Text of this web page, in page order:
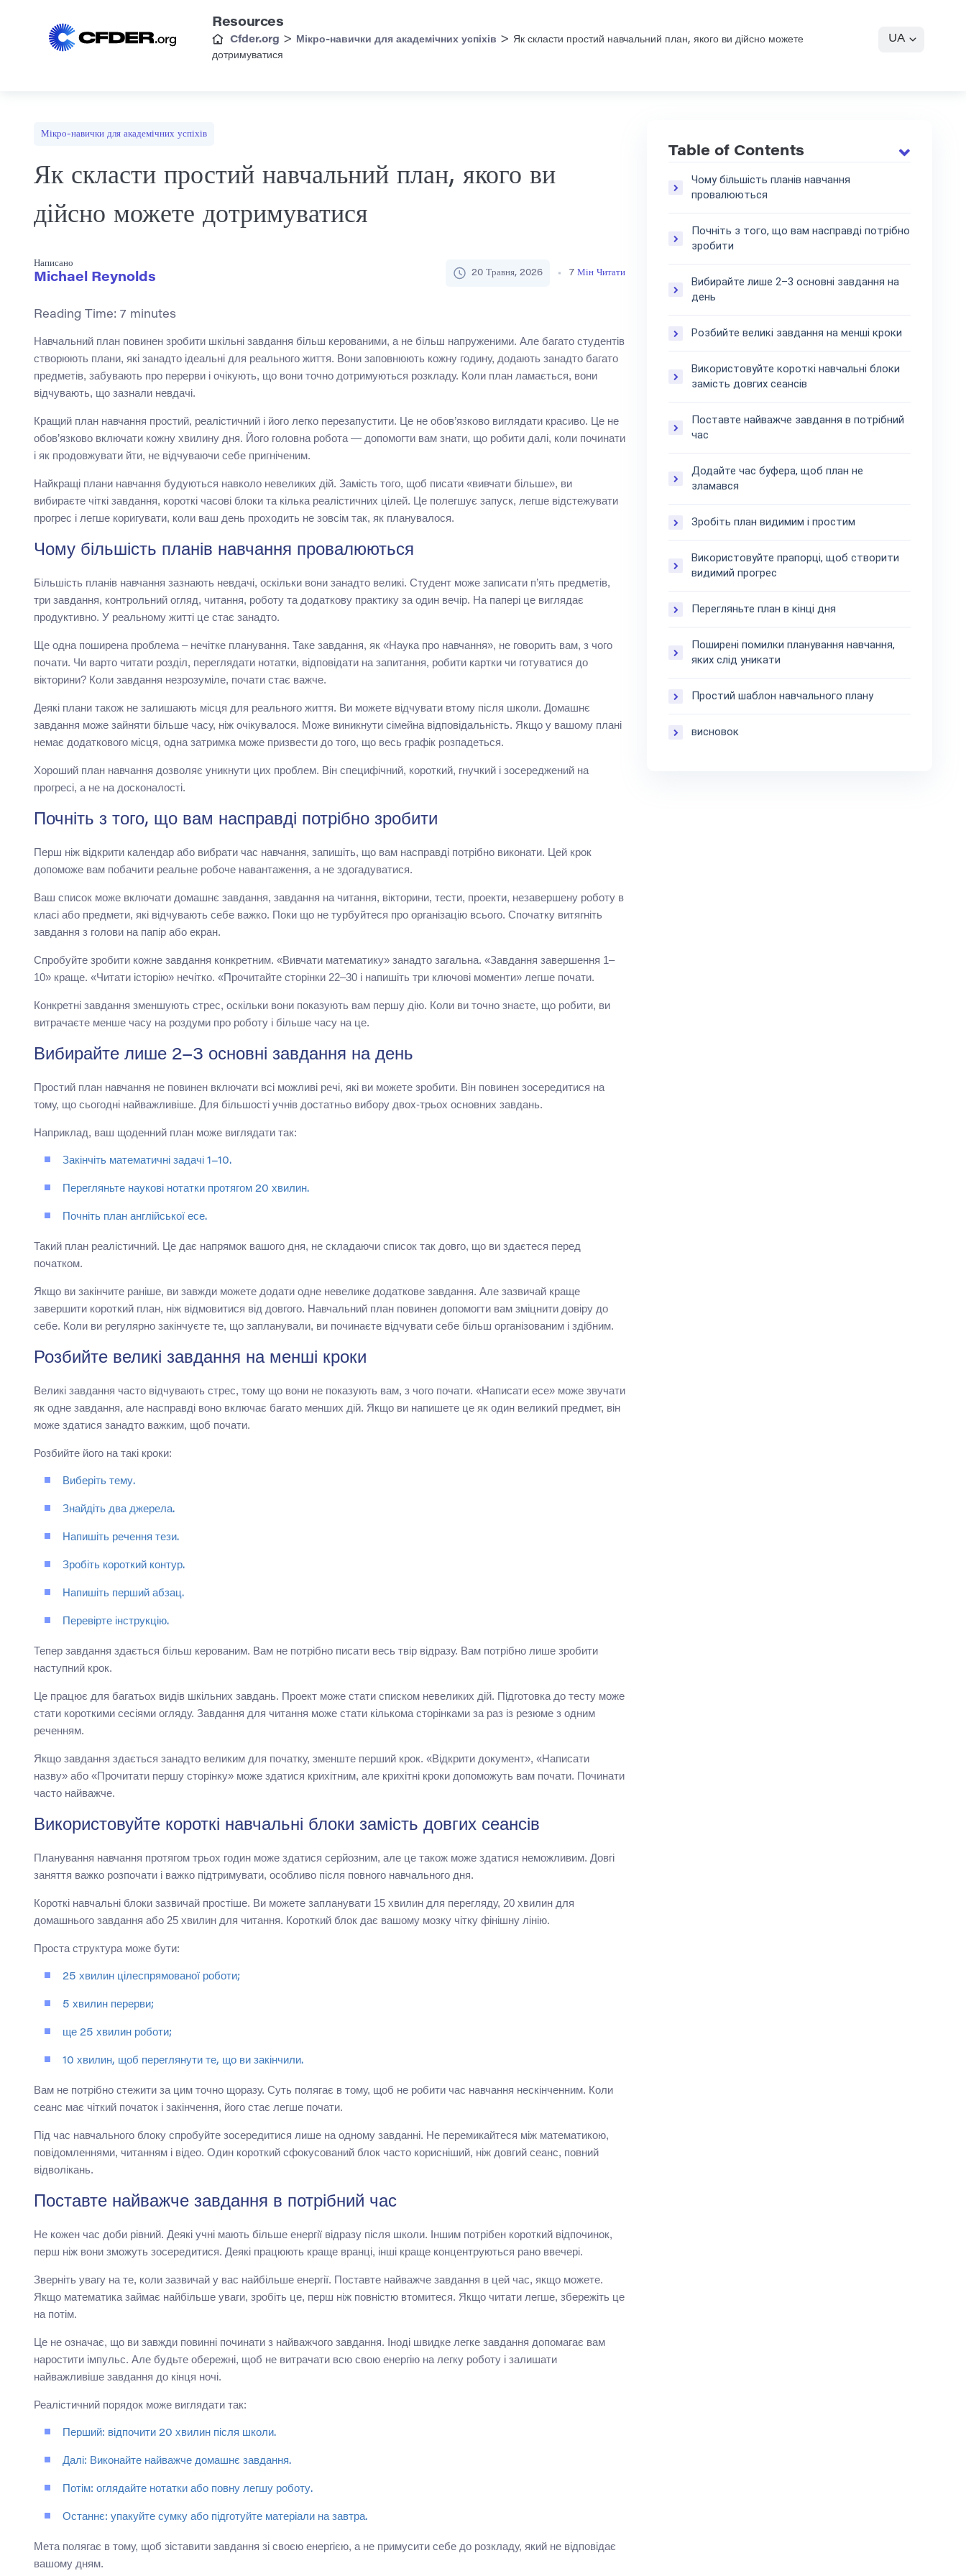
Resources
Cfder.org > Мікро-навички для академічних успіхів > Як скласти простий навчальний план, якого ви дійсно можете
дотримуватися
UA
Мікро-навички для академічних успіхів
Як скласти простий навчальний план, якого ви
дійсно можете дотримуватися
Написано
Michael Reynolds 20 Травня, 2026 7 Мін Читати
Reading Time: 7 minutes
Навчальний план повинен зробити шкільні завдання більш керованими, а не більш напруженими. Але багато студентів
створюють плани, які занадто ідеальні для реального життя. Вони заповнюють кожну годину, додають занадто багато
предметів, забувають про перерви і очікують, що вони точно дотримуються розкладу. Коли план ламається, вони
відчувають, що зазнали невдачі.
Кращий план навчання простий, реалістичний і його легко перезапустити. Це не обов’язково виглядати красиво. Це не
обов’язково включати кожну хвилину дня. Його головна робота — допомогти вам знати, що робити далі, коли починати
і як продовжувати йти, не відчуваючи себе пригніченим.
Найкращі плани навчання будуються навколо невеликих дій. Замість того, щоб писати «вивчати більше», ви
вибираєте чіткі завдання, короткі часові блоки та кілька реалістичних цілей. Це полегшує запуск, легше відстежувати
прогрес і легше коригувати, коли ваш день проходить не зовсім так, як планувалося.
Чому більшість планів навчання провалюються
Більшість планів навчання зазнають невдачі, оскільки вони занадто великі. Студент може записати п’ять предметів,
три завдання, контрольний огляд, читання, роботу та додаткову практику за один вечір. На папері це виглядає
продуктивно. У реальному житті це стає занадто.
Ще одна поширена проблема – нечітке планування. Таке завдання, як «Наука про навчання», не говорить вам, з чого
почати. Чи варто читати розділ, переглядати нотатки, відповідати на запитання, робити картки чи готуватися до
вікторини? Коли завдання незрозуміле, почати стає важче.
Деякі плани також не залишають місця для реального життя. Ви можете відчувати втому після школи. Домашнє
завдання може зайняти більше часу, ніж очікувалося. Може виникнути сімейна відповідальність. Якщо у вашому плані
немає додаткового місця, одна затримка може призвести до того, що весь графік розпадеться.
Хороший план навчання дозволяє уникнути цих проблем. Він специфічний, короткий, гнучкий і зосереджений на
прогресі, а не на досконалості.
Почніть з того, що вам насправді потрібно зробити
Перш ніж відкрити календар або вибрати час навчання, запишіть, що вам насправді потрібно виконати. Цей крок
допоможе вам побачити реальне робоче навантаження, а не здогадуватися.
Ваш список може включати домашнє завдання, завдання на читання, вікторини, тести, проекти, незавершену роботу в
класі або предмети, які відчувають себе важко. Поки що не турбуйтеся про організацію всього. Спочатку витягніть
завдання з голови на папір або екран.
Спробуйте зробити кожне завдання конкретним. «Вивчати математику» занадто загальна. «Завдання завершення 1–
10» краще. «Читати історію» нечітко. «Прочитайте сторінки 22–30 і напишіть три ключові моменти» легше почати.
Конкретні завдання зменшують стрес, оскільки вони показують вам першу дію. Коли ви точно знаєте, що робити, ви
витрачаєте менше часу на роздуми про роботу і більше часу на це.
Вибирайте лише 2–3 основні завдання на день
Простий план навчання не повинен включати всі можливі речі, які ви можете зробити. Він повинен зосередитися на
тому, що сьогодні найважливіше. Для більшості учнів достатньо вибору двох-трьох основних завдань.
Наприклад, ваш щоденний план може виглядати так:
Закінчіть математичні задачі 1–10.
Перегляньте наукові нотатки протягом 20 хвилин.
Почніть план англійської есе.
Такий план реалістичний. Це дає напрямок вашого дня, не складаючи список так довго, що ви здаєтеся перед
початком.
Якщо ви закінчите раніше, ви завжди можете додати одне невелике додаткове завдання. Але зазвичай краще
завершити короткий план, ніж відмовитися від довгого. Навчальний план повинен допомогти вам зміцнити довіру до
себе. Коли ви регулярно закінчуєте те, що запланували, ви починаєте відчувати себе більш організованим і здібним.
Розбийте великі завдання на менші кроки
Великі завдання часто відчувають стрес, тому що вони не показують вам, з чого почати. «Написати есе» може звучати
як одне завдання, але насправді воно включає багато менших дій. Якщо ви напишете це як один великий предмет, він
може здатися занадто важким, щоб почати.
Розбийте його на такі кроки:
Виберіть тему.
Знайдіть два джерела.
Напишіть речення тези.
Зробіть короткий контур.
Напишіть перший абзац.
Перевірте інструкцію.
Тепер завдання здається більш керованим. Вам не потрібно писати весь твір відразу. Вам потрібно лише зробити
наступний крок.
Це працює для багатьох видів шкільних завдань. Проект може стати списком невеликих дій. Підготовка до тесту може
стати короткими сесіями огляду. Завдання для читання може стати кількома сторінками за раз із резюме з одним
реченням.
Якщо завдання здається занадто великим для початку, зменште перший крок. «Відкрити документ», «Написати
назву» або «Прочитати першу сторінку» може здатися крихітним, але крихітні кроки допоможуть вам почати. Починати
часто найважче.
Використовуйте короткі навчальні блоки замість довгих сеансів
Планування навчання протягом трьох годин може здатися серйозним, але це також може здатися неможливим. Довгі
заняття важко розпочати і важко підтримувати, особливо після повного навчального дня.
Короткі навчальні блоки зазвичай простіше. Ви можете запланувати 15 хвилин для перегляду, 20 хвилин для
домашнього завдання або 25 хвилин для читання. Короткий блок дає вашому мозку чітку фінішну лінію.
Проста структура може бути:
25 хвилин цілеспрямованої роботи;
5 хвилин перерви;
ще 25 хвилин роботи;
10 хвилин, щоб переглянути те, що ви закінчили.
Вам не потрібно стежити за цим точно щоразу. Суть полягає в тому, щоб не робити час навчання нескінченним. Коли
сеанс має чіткий початок і закінчення, його стає легше почати.
Під час навчального блоку спробуйте зосередитися лише на одному завданні. Не перемикайтеся між математикою,
повідомленнями, читанням і відео. Один короткий сфокусований блок часто корисніший, ніж довгий сеанс, повний
відволікань.
Поставте найважче завдання в потрібний час
Не кожен час доби рівний. Деякі учні мають більше енергії відразу після школи. Іншим потрібен короткий відпочинок,
перш ніж вони зможуть зосередитися. Деякі працюють краще вранці, інші краще концентруються рано ввечері.
Зверніть увагу на те, коли зазвичай у вас найбільше енергії. Поставте найважче завдання в цей час, якщо можете.
Якщо математика займає найбільше уваги, зробіть це, перш ніж повністю втомитеся. Якщо читати легше, збережіть це
на потім.
Це не означає, що ви завжди повинні починати з найважчого завдання. Іноді швидке легке завдання допомагає вам
наростити імпульс. Але будьте обережні, щоб не витрачати всю свою енергію на легку роботу і залишати
найважливіше завдання до кінця ночі.
Реалістичний порядок може виглядати так:
Перший: відпочити 20 хвилин після школи.
Далі: Виконайте найважче домашнє завдання.
Потім: оглядайте нотатки або повну легшу роботу.
Останнє: упакуйте сумку або підготуйте матеріали на завтра.
Мета полягає в тому, щоб зіставити завдання зі своєю енергією, а не примусити себе до розкладу, який не відповідає
вашому дням.
Table of Contents
Чому більшість планів навчання
провалюються
Почніть з того, що вам насправді потрібно
зробити
Вибирайте лише 2–3 основні завдання на
день
Розбийте великі завдання на менші кроки
Використовуйте короткі навчальні блоки
замість довгих сеансів
Поставте найважче завдання в потрібний
час
Додайте час буфера, щоб план не
зламався
Зробіть план видимим і простим
Використовуйте прапорці, щоб створити
видимий прогрес
Перегляньте план в кінці дня
Поширені помилки планування навчання,
яких слід уникати
Простий шаблон навчального плану
висновок